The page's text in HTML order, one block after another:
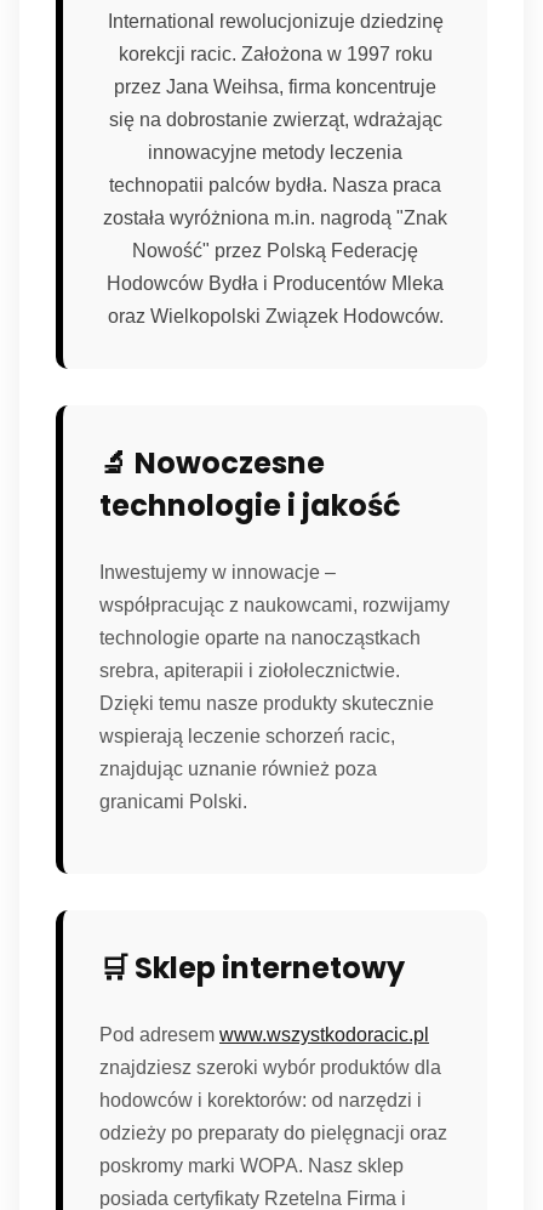
International rewolucjonizuje dziedzinę
korekcji racic. Założona w 1997 roku
przez Jana Weihsa, firma koncentruje
się na dobrostanie zwierząt, wdrażając
innowacyjne metody leczenia
technopatii palców bydła. Nasza praca
została wyróżniona m.in. nagrodą "Znak
Nowość" przez Polską Federację
Hodowców Bydła i Producentów Mleka
oraz Wielkopolski Związek Hodowców.
🔬 Nowoczesne
technologie i jakość
Inwestujemy w innowacje –
współpracując z naukowcami, rozwijamy
technologie oparte na nanocząstkach
srebra, apiterapii i ziołolecznictwie.
Dzięki temu nasze produkty skutecznie
wspierają leczenie schorzeń racic,
znajdując uznanie również poza
granicami Polski.
🛒 Sklep internetowy
Pod adresem www.wszystkodoracic.pl
znajdziesz szeroki wybór produktów dla
hodowców i korektorów: od narzędzi i
odzieży po preparaty do pielęgnacji oraz
poskromy marki WOPA. Nasz sklep
posiada certyfikaty Rzetelna Firma i